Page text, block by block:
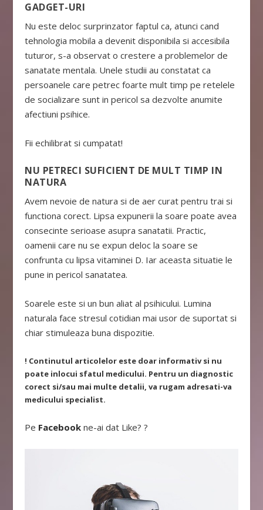
GADGET-URI
Nu este deloc surprinzator faptul ca, atunci cand
tehnologia mobila a devenit disponibila si accesibila
tuturor, s-a observat o crestere a problemelor de
sanatate mentala. Unele studii au constatat ca
persoanele care petrec foarte mult timp pe retelele
de socializare sunt in pericol sa dezvolte anumite
afectiuni psihice.
Fii echilibrat si cumpatat!
NU PETRECI SUFICIENT DE MULT TIMP IN
NATURA
Avem nevoie de natura si de aer curat pentru trai si
functiona corect. Lipsa expunerii la soare poate avea
consecinte serioase asupra sanatatii. Practic,
oamenii care nu se expun deloc la soare se
confrunta cu lipsa vitaminei D. Iar aceasta situatie le
pune in pericol sanatatea.
Soarele este si un bun aliat al psihicului. Lumina
naturala face stresul cotidian mai usor de suportat si
chiar stimuleaza buna dispozitie.
! Continutul articolelor este doar informativ si nu
poate inlocui sfatul medicului. Pentru un diagnostic
corect si/sau mai multe detalii, va rugam adresati-va
medicului specialist.
Pe Facebook ne-ai dat Like? ?